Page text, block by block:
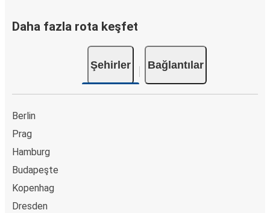
Daha fazla rota keşfet
Şehirler Bağlantılar
Berlin
Prag
Hamburg
Budapeşte
Kopenhag
Dresden